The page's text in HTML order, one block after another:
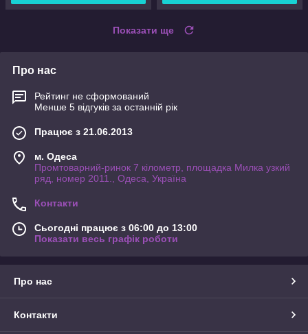
Показати ще
Про нас
Рейтинг не сформований
Менше 5 відгуків за останній рік
Працює з 21.06.2013
м. Одеса
Промтоварний-ринок 7 кілометр, площадка Милка узкий
ряд, номер 2011., Одеса, Україна
Контакти
Сьогодні працює з 06:00 до 13:00
Показати весь графік роботи
Про нас
Контакти